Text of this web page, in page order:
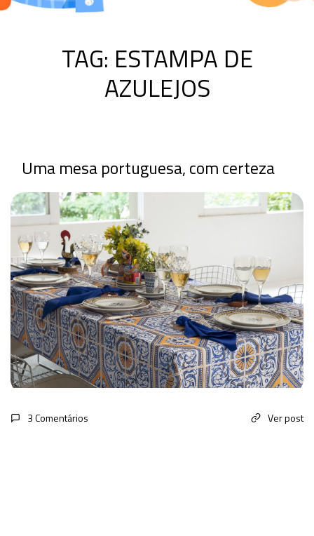
TAG: ESTAMPA DE
AZULEJOS
Uma mesa portuguesa, com certeza
3 Comentários Ver post